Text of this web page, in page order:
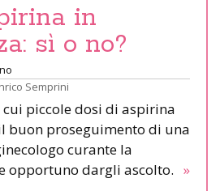
in
sì o no?
Semprini
cui piccole dosi di aspirina
buon proseguimento di una
curante la
opportuno dargli ascolto. »